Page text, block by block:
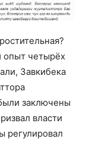
опыт четырёх
Завкибека
заключены
власти
регулировал